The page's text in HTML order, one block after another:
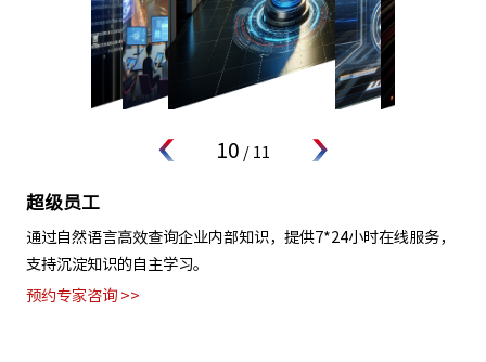
11 / 11
智能客服
通过自然语言交互，全天候提供咨询、办理、查询等服务。用户
需求秒级响应，提升服务效率与满意度，减轻人工客服负担。
预约专家咨询 >>